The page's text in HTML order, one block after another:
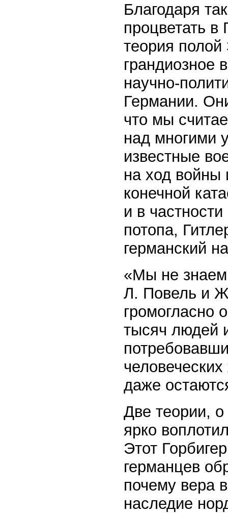
Благодаря
процветать
теория
научно-
Германии.
что мы
над многими
известные
на ход войны
конечной
и в
потопа,
германский
«Мы не
Л. Повель и
громогласно
тысяч людей
даже
Две теории,
ярко
Этот
германцев
почему вера
наследие